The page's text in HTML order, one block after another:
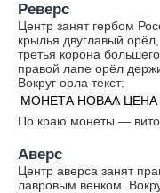
Реверс
Центр занят гербом
крылья двуглавый
третья корона
правой лапе орёл
Вокруг орла текст:
МОНЕТА НОВАѦ ЦЕНА
По краю монеты —
Аверс
Центр аверса занят
лавровым венком.